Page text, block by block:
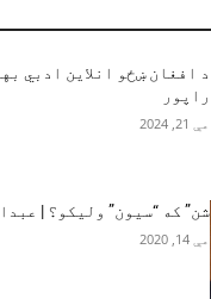
راپور
مې 21, 2024
شن” که “سيون” وليکو؟ |
مې 14, 2020